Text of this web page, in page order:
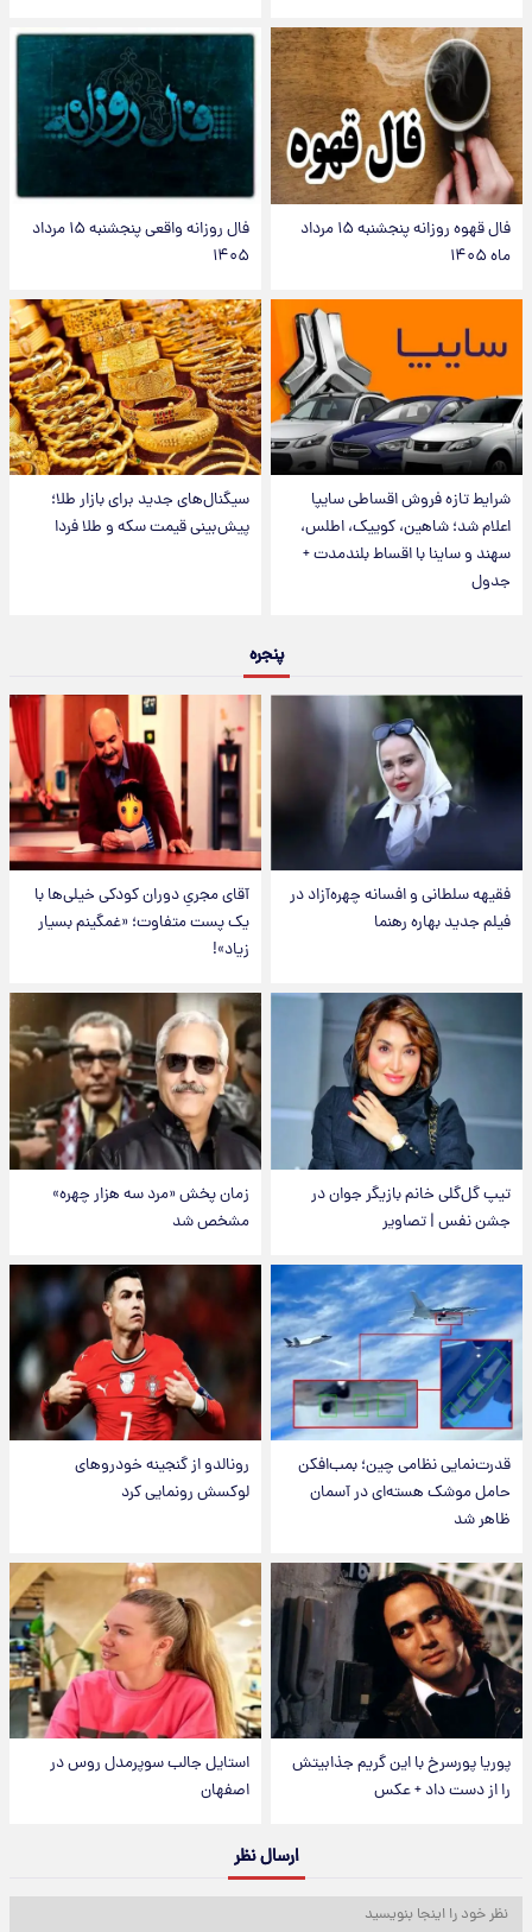
فال قهوه روزانه پنجشنبه ۱۵ مرداد
ماه ۱۴۰۵
فال روزانه واقعی پنجشنبه ۱۵ مرداد
۱۴۰۵
شرایط تازه فروش اقساطی سایپا
اعلام شد؛ شاهین، کوییک، اطلس،
سهند و ساینا با اقساط بلندمدت +
جدول
سیگنال‌های جدید برای بازار طلا؛
پیش‌بینی قیمت سکه و طلا فردا
پنجره
فقیهه سلطانی و افسانه چهره‌آزاد در
فیلم جدید بهاره رهنما
آقای مجریِ دوران کودکی خیلی‌ها با
یک پست متفاوت؛ «غمگینم بسیار
زیاد»!
تیپ گل‌گلی خانم بازیگر جوان در
جشن نفس | تصاویر
زمان پخش «مرد سه هزار چهره»
مشخص شد
قدرت‌نمایی نظامی چین؛ بمب‌افکن
حامل موشک هسته‌ای در آسمان
ظاهر شد
رونالدو از گنجینه خودروهای
لوکسش رونمایی کرد
پوریا پورسرخ با این گریم جذابیتش
را از دست داد + عکس
استایل جالب سوپرمدل روس در
اصفهان
ارسال نظر